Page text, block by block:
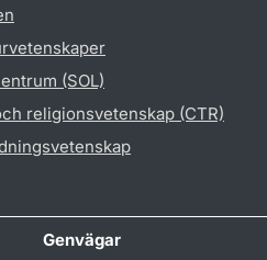
(SOL)
religionsvetenskap (CTR)
Genvägar